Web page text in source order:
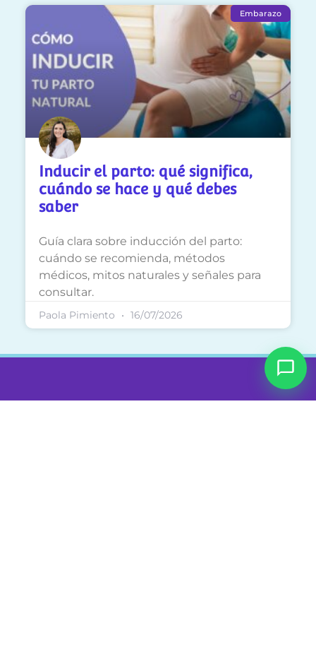
Embarazo
Inducir el parto: qué significa,
cuándo se hace y qué debes
saber
Guía clara sobre inducción del parto:
cuándo se recomienda, métodos
médicos, mitos naturales y señales para
consultar.
Paola Pimiento 16/07/2026